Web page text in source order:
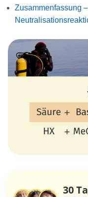
Zusammenfassung
30